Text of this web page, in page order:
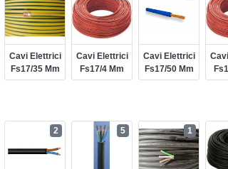
Cavi Elettrici
Fs17/35 Mm
Cavi Elettrici
Fs17/4 Mm
Cavi Elettrici
Fs17/50 Mm
2 5 1